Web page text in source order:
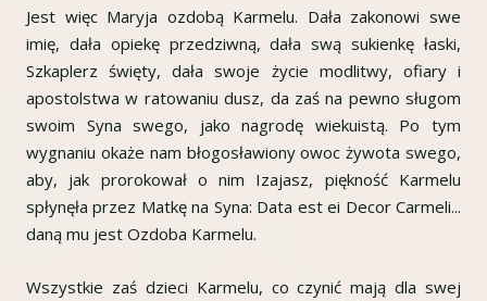
Jest więc Maryja ozdobą Karmelu. Dała zakonowi swe
imię, dała opiekę przedziwną, dała swą sukienkę łaski,
Szkaplerz święty, dała swoje życie modlitwy, ofiary i
apostolstwa w ratowaniu dusz, da zaś na pewno sługom
swoim Syna swego, jako nagrodę wiekuistą. Po tym
wygnaniu okaże nam błogosławiony owoc żywota swego,
aby, jak prorokował o nim Izajasz, piękność Karmelu
spłynęła przez Matkę na Syna: Data est ei Decor Carmeli...
daną mu jest Ozdoba Karmelu.
Wszystkie zaś dzieci Karmelu, co czynić mają dla swej